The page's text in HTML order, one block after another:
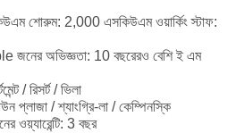
শোরুম: 2,000 এসকিউএম ওয়ার্কিং স্টাফ:
জনের অভিজ্ঞতা: 10 বছরেরও বেশি ই এম
/ রিসর্ট / ভিলা
প্লাজা / শ্যাংগ্রি-লা / কেম্পিনস্কি
ওয়্যারেন্টি: 3 বছর